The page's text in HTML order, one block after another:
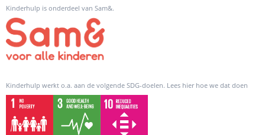
Kinderhulp is onderdeel van Sam&.
Kinderhulp werkt o.a. aan de volgende SDG-doelen. Lees hier hoe we dat doen